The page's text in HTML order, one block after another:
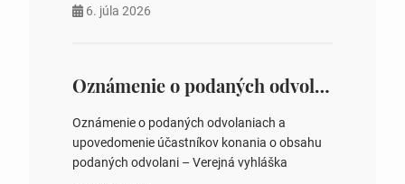
na hlasovaní https://www.volbysr.sk/…
6. júla 2026
Oznámenie o podaných odvolaniach a upovedomenie účastníkov konania o obsahu podaných odvolani – Verejná vyhláška
Oznámenie o podaných odvolaniach a
upovedomenie účastníkov konania o obsahu
podaných odvolani – Verejná vyhláška